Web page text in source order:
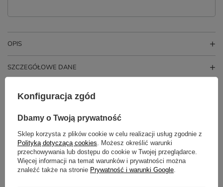
OPIS
SZCZEGÓŁOWE DANE
(1)
Potrzebujesz pomocy? Masz pytania?
Zadaj pytanie a my odpowiemy
niezwłocznie, najciekawsze pytania i
odpowiedzi publikując dla innych.
ZADAJ PYTANIE
Konfiguracja zgód
Dbamy o Twoją prywatność
Sklep korzysta z plików cookie w celu realizacji usług zgodnie z
Polityką dotyczącą cookies . Możesz określić warunki
przechowywania lub dostępu do cookie w Twojej przeglądarce.
Więcej informacji na temat warunków i prywatności można
znaleźć także na stronie Prywatność i warunki Google